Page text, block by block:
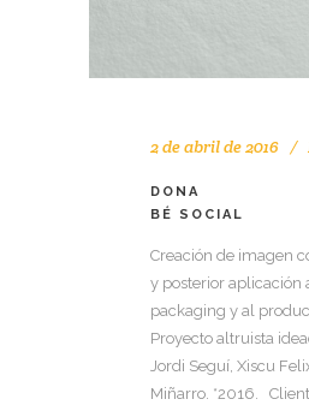
2 de abril de 2016
DONA
BÉ SOCIAL
Creación de imagen
y posterior aplicación
packaging y al
Proyecto altruista
Jordi Seguí, Xiscu
Miñarro. *2016.